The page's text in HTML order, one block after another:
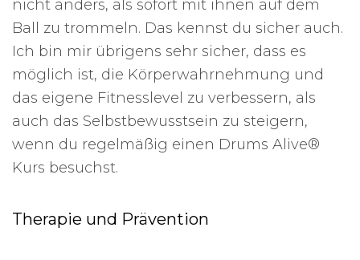
nicht anders, als sofort mit ihnen auf dem
Ball zu trommeln. Das kennst du sicher auch.
Ich bin mir übrigens sehr sicher, dass es
möglich ist, die Körperwahrnehmung und
das eigene Fitnesslevel zu verbessern, als
auch das Selbstbewusstsein zu steigern,
wenn du regelmäßig einen Drums Alive®
Kurs besuchst.
Therapie und Prävention